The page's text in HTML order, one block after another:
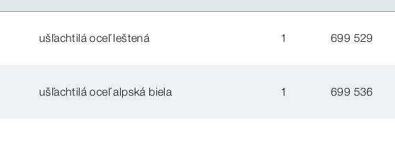
ušľachtilá oceľ leštená 1 699 529
ušľachtilá oceľ alpská biela 1 699 536